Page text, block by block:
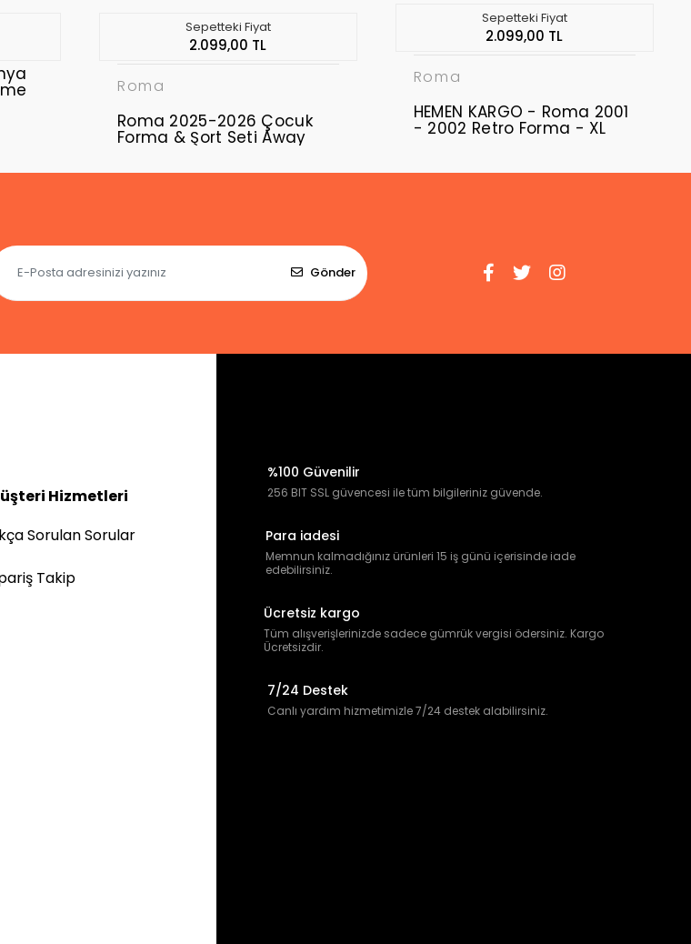
Sepetteki Fiyat
2.099,00 TL
Roma
Roma 2025-2026 Çocuk
Forma & Şort Seti Away
Sepetteki Fiyat
2.099,00 TL
Roma
HEMEN KARGO - Roma 2001
- 2002 Retro Forma - XL
Gönder
Hizmetleri
Sorulan Sorular
Takip
%100 Güvenilir
256 BIT SSL güvencesi ile tüm bilgileriniz güvende.
Para iadesi
Memnun kalmadığınız ürünleri 15 iş günü içerisinde iade
edebilirsiniz.
Ücretsiz kargo
Tüm alışverişlerinizde sadece gümrük vergisi ödersiniz. Kargo
Ücretsizdir.
7/24 Destek
Canlı yardım hizmetimizle 7/24 destek alabilirsiniz.